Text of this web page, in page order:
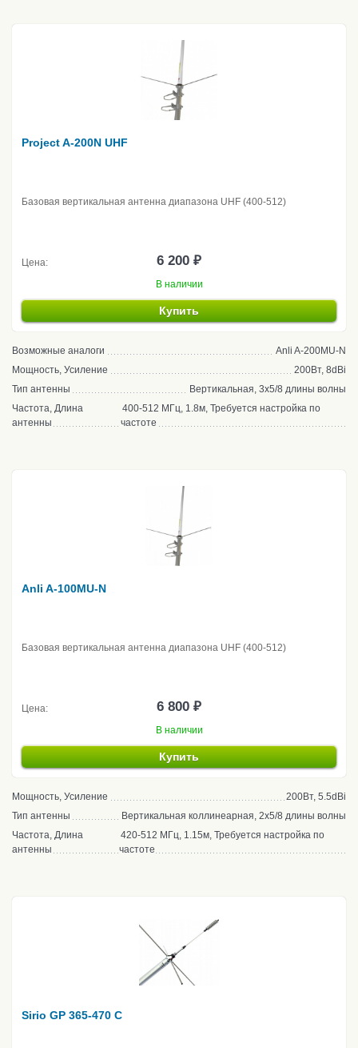
Project A-200N UHF
Базовая вертикальная антенна диапазона UHF (400-512)
Цена: 6 200 ₽
В наличии
Купить
Возможные аналоги
Anli A-200MU-N
Мощность, Усиление
200Вт, 8dBi
Тип антенны
Вертикальная, 3x5/8 длины волны
Частота, Длина
антенны
400-512 МГц, 1.8м, Требуется настройка по
частоте
Anli A-100MU-N
Базовая вертикальная антенна диапазона UHF (400-512)
Цена: 6 800 ₽
В наличии
Купить
Мощность, Усиление
200Вт, 5.5dBi
Тип антенны
Вертикальная коллинеарная, 2x5/8 длины волны
Частота, Длина
антенны
420-512 МГц, 1.15м, Требуется настройка по
частоте
Sirio GP 365-470 C